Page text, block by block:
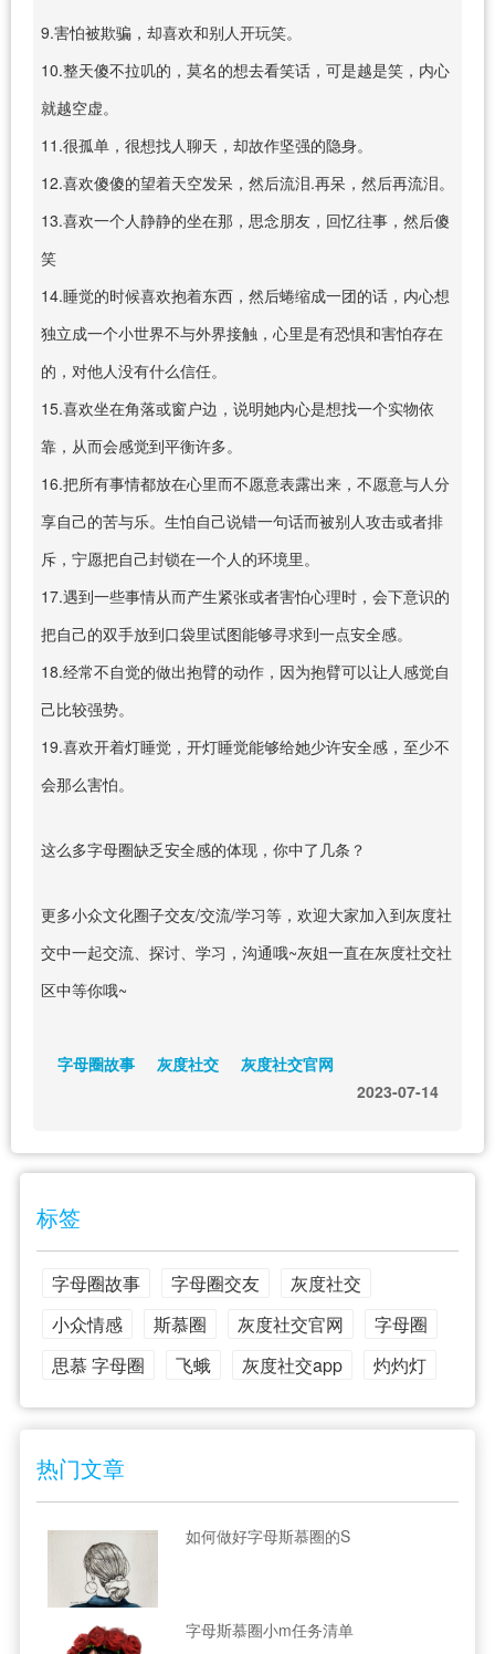
9.害怕被欺骗，却喜欢和别人开玩笑。
10.整天傻不拉叽的，莫名的想去看笑话，可是越是笑，内心
就越空虚。
11.很孤单，很想找人聊天，却故作坚强的隐身。
12.喜欢傻傻的望着天空发呆，然后流泪.再呆，然后再流泪。
13.喜欢一个人静静的坐在那，思念朋友，回忆往事，然后傻
笑
14.睡觉的时候喜欢抱着东西，然后蜷缩成一团的话，内心想
独立成一个小世界不与外界接触，心里是有恐惧和害怕存在
的，对他人没有什么信任。
15.喜欢坐在角落或窗户边，说明她内心是想找一个实物依
靠，从而会感觉到平衡许多。
16.把所有事情都放在心里而不愿意表露出来，不愿意与人分
享自己的苦与乐。生怕自己说错一句话而被别人攻击或者排
斥，宁愿把自己封锁在一个人的环境里。
17.遇到一些事情从而产生紧张或者害怕心理时，会下意识的
把自己的双手放到口袋里试图能够寻求到一点安全感。
18.经常不自觉的做出抱臂的动作，因为抱臂可以让人感觉自
己比较强势。
19.喜欢开着灯睡觉，开灯睡觉能够给她少许安全感，至少不
会那么害怕。
这么多字母圈缺乏安全感的体现，你中了几条？
更多小众文化圈子交友/交流/学习等，欢迎大家加入到灰度社
交中一起交流、探讨、学习，沟通哦~灰姐一直在灰度社交社
区中等你哦~
字母圈故事 灰度社交
灰度社交官网
2023-07-14
标签
字母圈故事 字母圈交友
灰度社交
小众情感
斯慕圈 灰度社交官网
字母圈
思慕 字母圈
飞蛾 灰度社交app 灼灼灯
热门文章
如何做好字母斯慕圈的S
字母斯慕圈小m任务清单